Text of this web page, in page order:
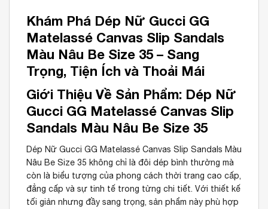
Khám Phá Dép Nữ Gucci GG
Matelassé Canvas Slip Sandals
Màu Nâu Be Size 35 – Sang
Trọng, Tiện Ích và Thoải Mái
Giới Thiệu Về Sản Phẩm: Dép Nữ
Gucci GG Matelassé Canvas Slip
Sandals Màu Nâu Be Size 35
Dép Nữ Gucci GG Matelassé Canvas Slip Sandals Màu
Nâu Be Size 35 không chỉ là đôi dép bình thường mà
còn là biểu tượng của phong cách thời trang cao cấp,
đẳng cấp và sự tinh tế trong từng chi tiết. Với thiết kế
tối giản nhưng đầy sang trọng, sản phẩm này phù hợp